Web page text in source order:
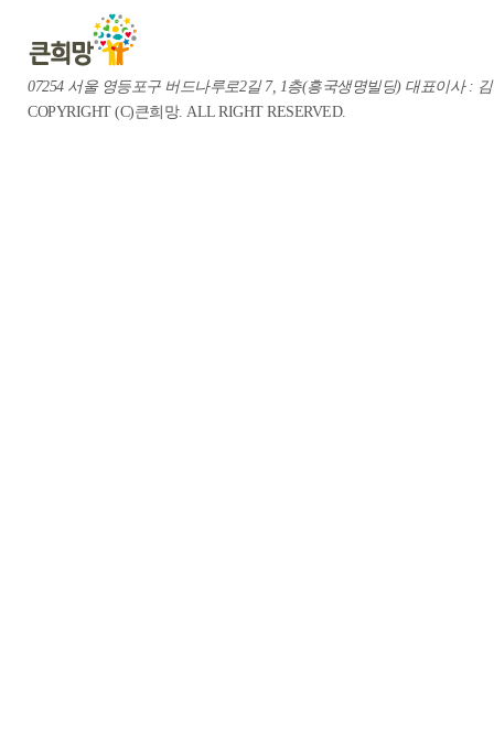
07254 서울 영등포구 버드나루로2길 7, 1층(흥국생명빌딩) 대표이사 : 김
COPYRIGHT (C)큰희망. ALL RIGHT RESERVED.